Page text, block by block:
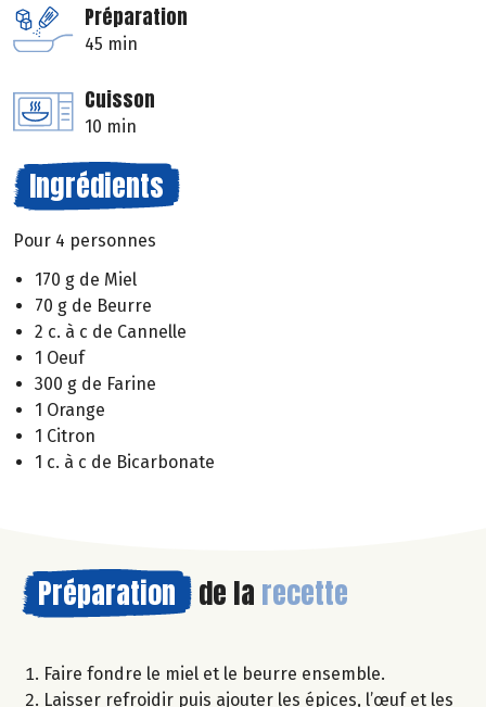
Préparation
45 min
Cuisson
10 min
Ingrédients
Pour 4 personnes
170 g de Miel
70 g de Beurre
2 c. à c de Cannelle
1 Oeuf
300 g de Farine
1 Orange
1 Citron
1 c. à c de Bicarbonate
Préparation de la recette
Faire fondre le miel et le beurre ensemble.
Laisser refroidir puis ajouter les épices, l’œuf et les